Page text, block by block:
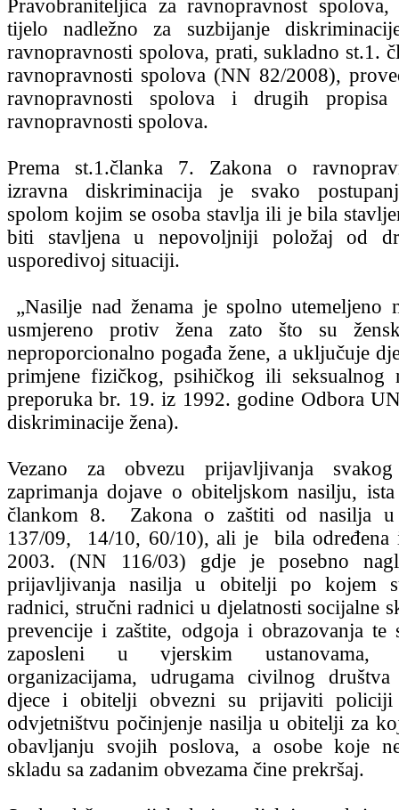
Pravobraniteljica za ravnopravnost
tijelo nadležno za suzbijanje
ravnopravnosti spolova, prati, sukladno st.1.
ravnopravnosti spolova (NN 82/2008),
ravnopravnosti spolova i drugih
ravnopravnosti spolova.
Prema st.1.članka 7. Zakona o
izravna diskriminacija je svako
spolom kojim se osoba stavlja ili je bila
biti stavljena u nepovoljniji položaj od
usporedivoj situaciji.
„Nasilje nad ženama je spolno utemeljeno
usmjereno protiv žena zato što su
neproporcionalno pogađa žene, a uključuje
primjene fizičkog, psihičkog ili seksualnog
preporuka br. 19. iz 1992. godine Odbora
diskriminacije žena).
Vezano za obvezu prijavljivanja
zaprimanja dojave o obiteljskom nasilju,
člankom 8. Zakona o zaštiti od nasilja
137/09, 14/10, 60/10), ali je bila
2003. (NN 116/03) gdje je posebno
prijavljivanja nasilja u obitelji po kojem
radnici, stručni radnici u djelatnosti socijalne
prevencije i zaštite, odgoja i obrazovanja te
zaposleni u vjerskim ustanovama,
organizacijama, udrugama civilnog
djece i obitelji obvezni su prijaviti
odvjetništvu počinjenje nasilja u obitelji za
obavljanju svojih poslova, a osobe koje
skladu sa zadanim obvezama čine prekršaj.